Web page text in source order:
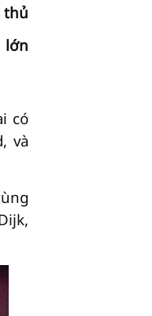
thủ
lớn
có
và